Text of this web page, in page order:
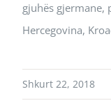
gjuhës gjermane,
Hercegovina,
Shkurt 22, 2018